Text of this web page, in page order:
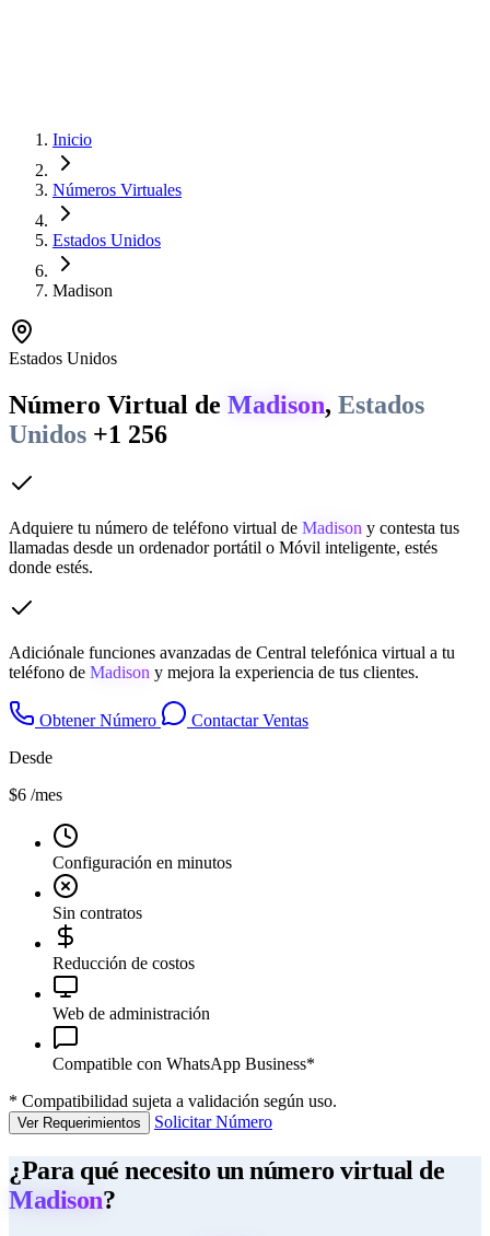
Inicio
Números Virtuales
Estados Unidos
Madison
Estados Unidos
Número Virtual de Madison, Estados
Unidos +1 256
Adquiere tu número de teléfono virtual de Madison y contesta tus
llamadas desde un ordenador portátil o Móvil inteligente, estés
donde estés.
Adiciónale funciones avanzadas de Central telefónica virtual a tu
teléfono de Madison y mejora la experiencia de tus clientes.
Obtener Número
Contactar Ventas
Desde
$6 /mes
Configuración en minutos
Sin contratos
Reducción de costos
Web de administración
Compatible con WhatsApp Business*
* Compatibilidad sujeta a validación según uso.
Ver Requerimientos Solicitar Número
¿Para qué necesito un número virtual de
Madison?